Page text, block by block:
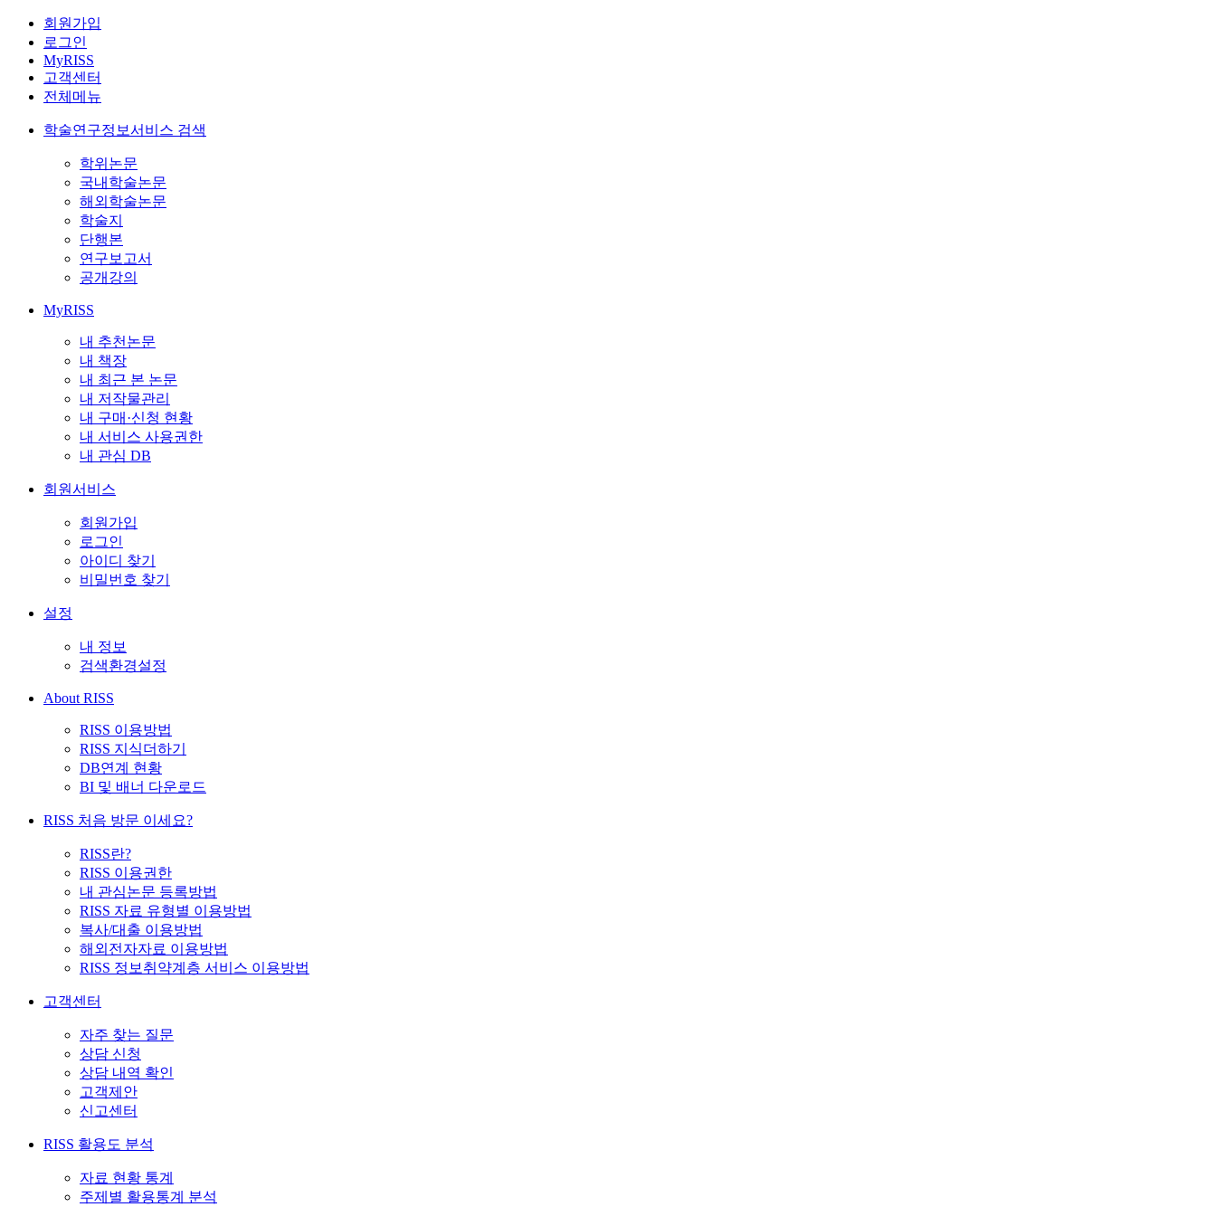
회원가입
로그인
MyRISS
고객센터
전체메뉴
학술연구정보서비스 검색
학위논문
국내학술논문
해외학술논문
학술지
단행본
연구보고서
공개강의
MyRISS
내 추천논문
내 책장
내 최근 본 논문
내 저작물관리
내 구매·신청 현황
내 서비스 사용권한
내 관심 DB
회원서비스
회원가입
로그인
아이디 찾기
비밀번호 찾기
설정
내 정보
검색환경설정
About RISS
RISS 이용방법
RISS 지식더하기
DB연계 현황
BI 및 배너 다운로드
RISS 처음 방문 이세요?
RISS란?
RISS 이용권한
내 관심논문 등록방법
RISS 자료 유형별 이용방법
복사/대출 이용방법
해외전자자료 이용방법
RISS 정보취약계층 서비스 이용방법
고객센터
자주 찾는 질문
상담 신청
상담 내역 확인
고객제안
신고센터
RISS 활용도 분석
자료 현황 통계
주제별 활용통계 분석